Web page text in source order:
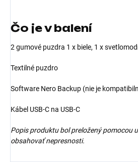
Čo je v balení
2 gumové puzdra 1 x biele, 1 x
Textilné puzdro
Software Nero Backup (nie je
Kábel USB-C na USB-C
Popis produktu bol preložený pomocou
obsahovať nepresnosti.